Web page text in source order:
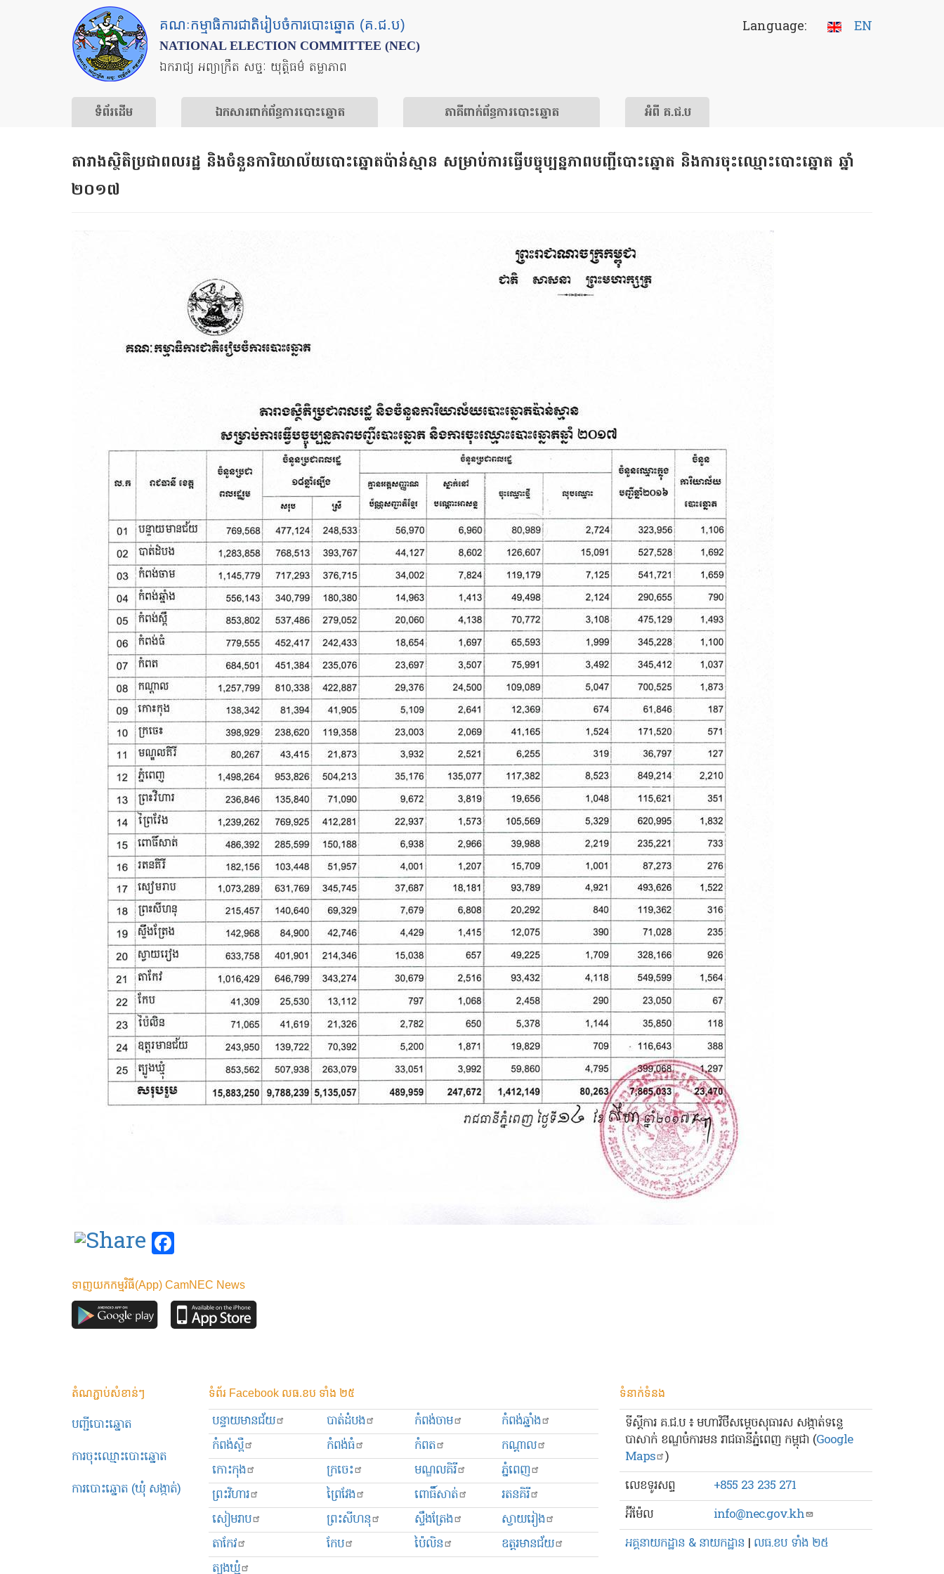
គណៈកម្មាធិការជាតិរៀបចំការបោះឆ្នោត (គ.ជ.ប)
NATIONAL ELECTION COMMITTEE (NEC)
ឯករាជ្យ អព្យាក្រឹត សច្ចៈ យុត្តិធម៌ តម្លាភាព
Language: EN
ទំព័រ​ដើម ឯកសារ​ពាក់ព័ន្ធ​ការ​បោះឆ្នោត ​ភាគីពាក់ព័ន្ធ​​ការ​បោះឆ្នោត អំពី គ.ជ.ប
តារាង​ស្ថិតិ​ប្រជាពលរដ្ឋ​ និង​ចំនួន​ការិយាល័យ​បោះឆ្នោត​ប៉ាន់ស្មាន សម្រាប់​ការ​ធ្វើ​បច្ចុប្បន្នភាព​បញ្ជី​បោះឆ្នោត និង​ការ​ចុះ​ឈ្មោះ​បោះ​ឆ្នោត​ ឆ្នាំ​
២០១៧
ទាញយកកម្មវិធី(App) CamNEC News
តំណភ្ជាប់សំខាន់ៗ
បញ្ជីបោះឆ្នោត
ការចុះឈ្មោះបោះឆ្នោត
ការបោះឆ្នោត (ឃុំ សង្កាត់)
ទំព័រ Facebook លធ.ខប ទាំង ២៥
បន្ទាយមានជ័យ បាត់ដំបង កំពង់ចាម
កំពង់ឆ្នាំង
កំពង់ស្ពឺ
កំពង់ធំ កំពត
កណ្ដាល
កោះកុង
ក្រចេះ មណ្ឌលគិរី
ភ្នំពេញ
ព្រះ​វិហារ
ព្រៃវែង ពោធិ៍សាត់
រតនគិរី
សៀមរាប
ព្រះសីហនុ ស្ទឹងត្រែង
ស្វាយរៀង
តាកែវ
កែប ប៉ៃលិន
ឧត្ដរមានជ័យ
ត្បូងឃ្មុំ
ទំនាក់ទំនង
ទីស្ដីការ គ.ជ.ប ៖ មហាវិថីសម្ដេចសុធារស សង្កាត់ទន្លេ
បាសាក់ ខណ្ឌចំការមន រាជធានីភ្នំពេញ កម្ពុជា (Google
Maps )
លេខ​ទូរសព្ទ
+855 23 235 271
អ៊ីម៉ែល
info@nec.gov.kh
អគ្គនាយកដ្ឋាន & នាយកដ្ឋាន | លធ.ខប ទាំង ២៥